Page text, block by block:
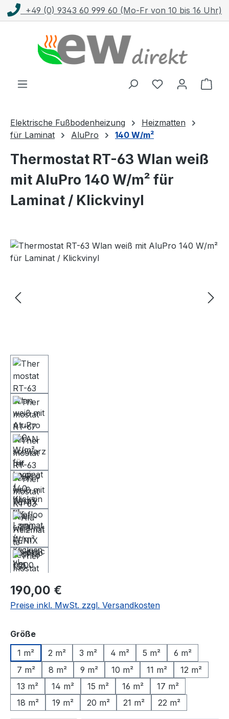
Zum Hauptinhalt springen
Fr von 10 bis 16 Uhr) Kostenloser
Elektrische Fußbodenheizung
Heizmatten
für Laminat
AluPro 140 W/m²
Thermostat RT-63 Wlan weiß
mit AluPro 140 W/m² für
Laminat / Klickvinyl
Bildergalerie überspringen
Regulärer Preis:
190,00 €
Preise inkl. MwSt. zzgl. Versandkosten
Größeauswählen
1 m²
2 m² 3 m² 4 m² 5 m²
6 m²
7 m²
8 m² 9 m² 10 m² 11 m²
12 m²
13 m²
14 m² 15 m² 16 m²
17 m²
18 m²
19 m² 20 m² 21 m² 22 m²